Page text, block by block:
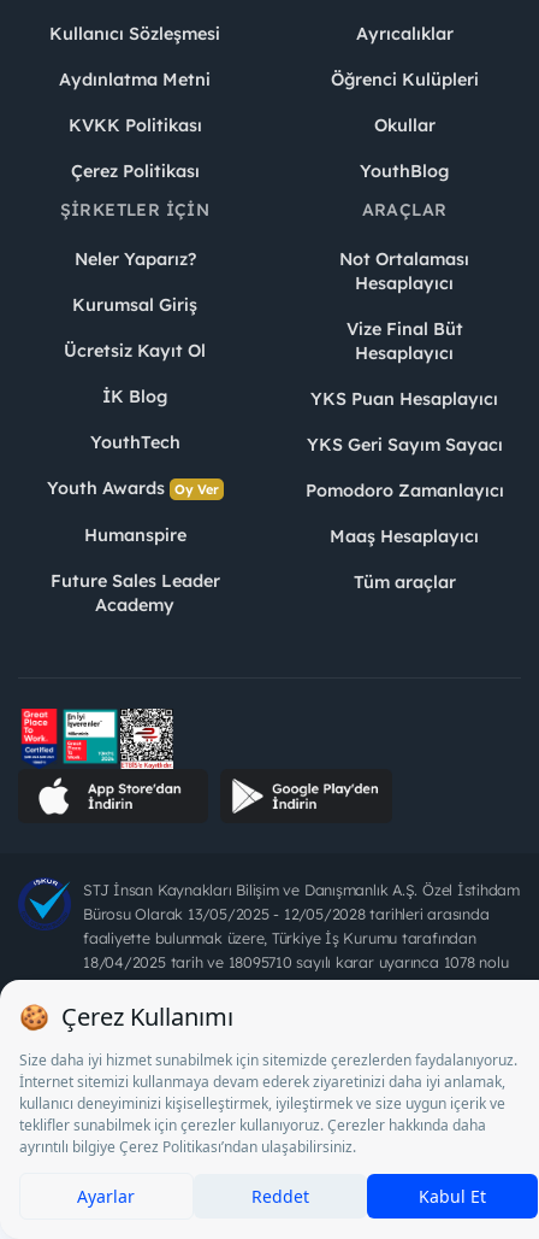
Kullanıcı Sözleşmesi
Aydınlatma Metni
KVKK Politikası
Çerez Politikası
Ayrıcalıklar
Öğrenci Kulüpleri
Okullar
YouthBlog
ŞIRKETLER İÇIN
Neler Yaparız?
Kurumsal Giriş
Ücretsiz Kayıt Ol
İK Blog
YouthTech
Youth Awards Oy Ver
Humanspire
Future Sales Leader
Academy
ARAÇLAR
Not Ortalaması
Hesaplayıcı
Vize Final Büt
Hesaplayıcı
YKS Puan Hesaplayıcı
YKS Geri Sayım Sayacı
Pomodoro Zamanlayıcı
Maaş Hesaplayıcı
Tüm araçlar
STJ İnsan Kaynakları Bilişim ve Danışmanlık A.Ş. Özel İstihdam
Bürosu Olarak 13/05/2025 - 12/05/2028 tarihleri arasında
faaliyette bulunmak üzere, Türkiye İş Kurumu tarafından
18/04/2025 tarih ve 18095710 sayılı karar uyarınca 1078 nolu
belge ile faaliyet göstermektedir. 4904 sayılı kanun uyarınca iş
arayanlardan ücret alınması yasaktır.